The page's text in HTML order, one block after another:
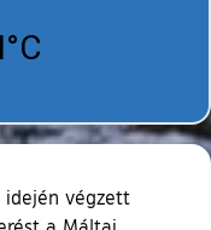
idején végzett